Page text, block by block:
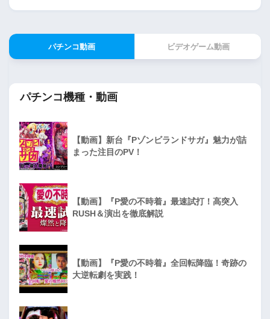
パチンコ動画 ビデオゲーム動画
パチンコ機種・動画
【動画】新台『Pゾンビランドサガ』魅力が詰
まった注目のPV！
【動画】『P愛の不時着』最速試打！高突入
RUSH＆演出を徹底解説
【動画】『P愛の不時着』全回転降臨！奇跡の
大逆転劇を実践！